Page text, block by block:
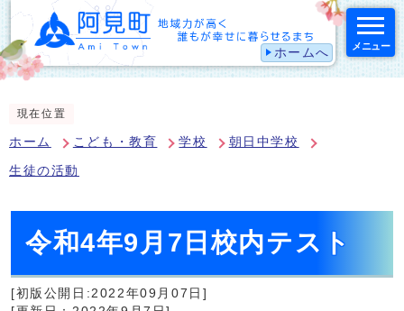
ホームへ メニュー
現在位置
ホーム こども・教育 学校 朝日中学校
生徒の活動
令和4年9月7日校内テスト
[初版公開日:2022年09月07日]